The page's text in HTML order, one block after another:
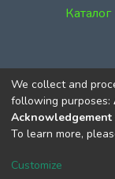
м.
We collect and
following purposes:
Acknowledgement
To learn more,
Customize